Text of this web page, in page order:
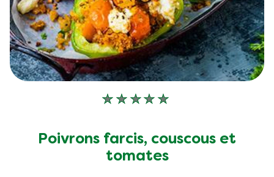
Aucune
soumise
pour
Poivrons farcis, couscous et
tomates